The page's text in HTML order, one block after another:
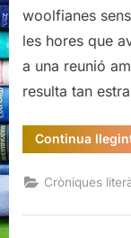
woolfianes
les hores que
a una reunió
resulta tan
Continua
Cròniques